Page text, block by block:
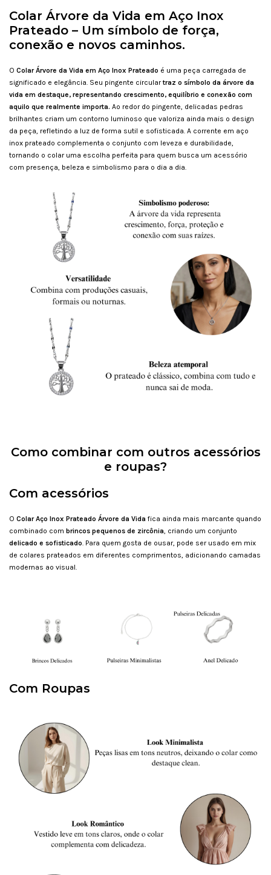
Colar Árvore da Vida em Aço Inox
Prateado – Um símbolo de força,
conexão e novos caminhos.
O Colar Árvore da Vida em Aço Inox Prateado é uma peça carregada de
significado e elegância. Seu pingente circulartraz o símbolo da árvore da
vida em destaque, representando crescimento, equilíbrio e conexão com
aquilo que realmente importa. Ao redor do pingente, delicadas pedras
brilhantes criam um contorno luminoso que valoriza ainda mais o design
da peça, refletindo a luz de forma sutil e sofisticada. A corrente em aço
inox prateado complementa o conjunto com leveza e durabilidade,
tornando o colar uma escolha perfeita para quem busca um acessório
com presença, beleza e simbolismo para o dia a dia.
Como combinar com outros acessórios
e roupas?
Com acessórios
O Colar Aço Inox Prateado Árvore da Vida fica ainda mais marcante quando
combinado com brincos pequenos de zircônia , criando um conjunto
delicado e sofisticado . Para quem gosta de ousar, pode ser usado em mix
de colares prateados em diferentes comprimentos, adicionando camadas
modernas ao visual.
Com Roupas